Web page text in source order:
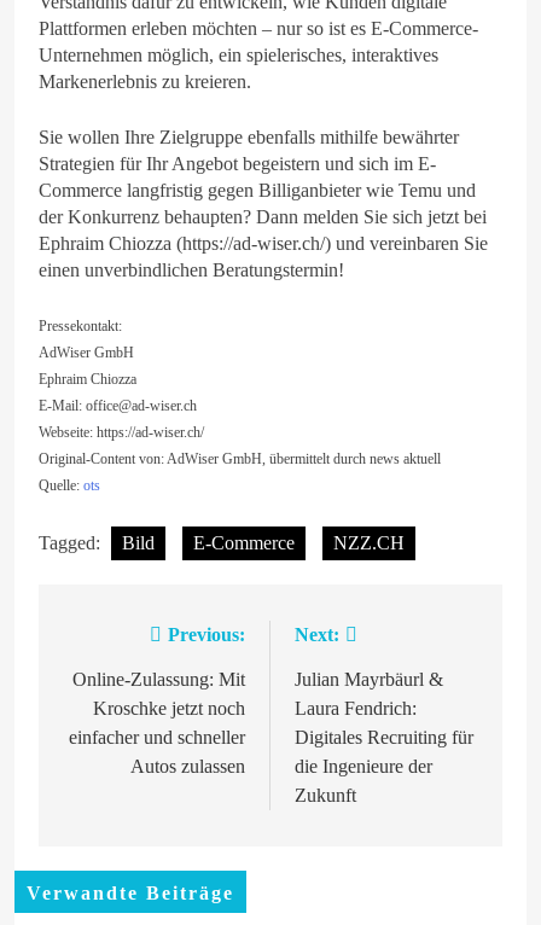
Plattformen erleben möchten – nur so ist es E-Commerce-
Unternehmen möglich, ein spielerisches, interaktives
Markenerlebnis zu kreieren.
Sie wollen Ihre Zielgruppe ebenfalls mithilfe bewährter
Strategien für Ihr Angebot begeistern und sich im E-
Commerce langfristig gegen Billiganbieter wie Temu und
der Konkurrenz behaupten? Dann melden Sie sich jetzt bei
Ephraim Chiozza (https://ad-wiser.ch/) und vereinbaren Sie
einen unverbindlichen Beratungstermin!
Pressekontakt:
AdWiser GmbH
Ephraim Chiozza
E-Mail: office@ad-wiser.ch
Webseite: https://ad-wiser.ch/
Original-Content von: AdWiser GmbH, übermittelt durch news aktuell
Quelle: ots
Tagged: Bild E-Commerce NZZ.CH
Beitragsnavigation
Previous:
Online-Zulassung: Mit
Kroschke jetzt noch
einfacher und schneller
Autos zulassen
Next:
Julian Mayrbäurl &
Laura Fendrich:
Digitales Recruiting für
die Ingenieure der
Zukunft
Verwandte Beiträge